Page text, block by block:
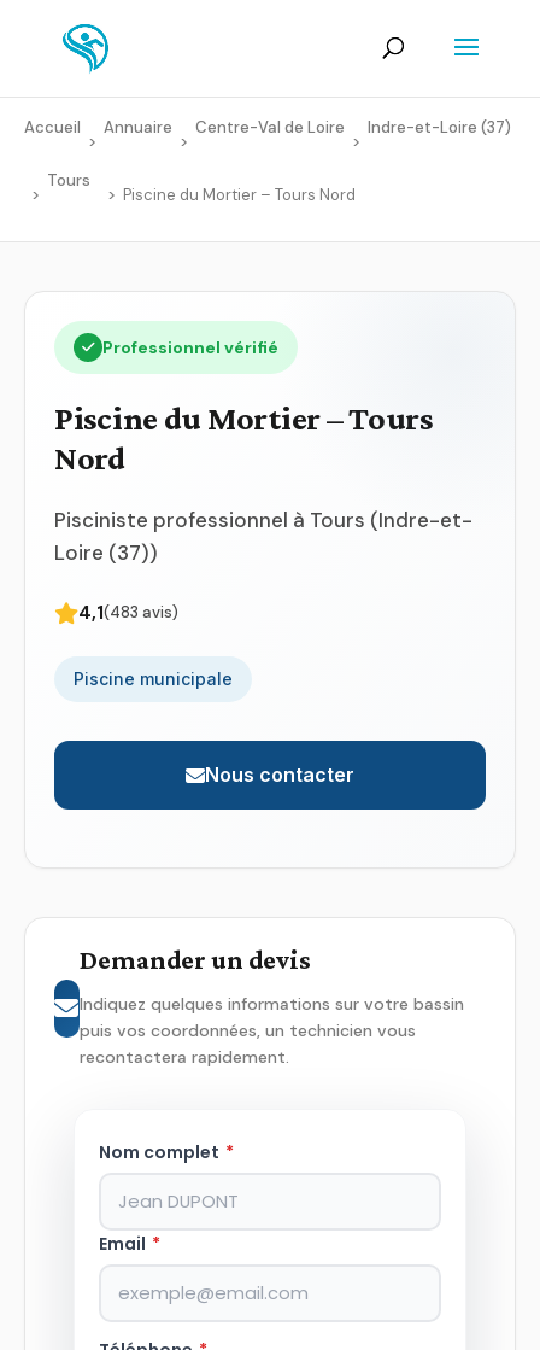
Accueil
>
Annuaire
>
Centre-Val de Loire
>
Indre-et-Loire (37)
>
Tours
> Piscine du Mortier – Tours Nord
Professionnel vérifié
Piscine du Mortier – Tours
Nord
Pisciniste professionnel à Tours (Indre-et-
Loire (37))
4,1(483 avis)
Piscine municipale
Nous contacter
Demander un devis
Indiquez quelques informations sur votre bassin
puis vos coordonnées, un technicien vous
recontactera rapidement.
Nom complet *
Email *